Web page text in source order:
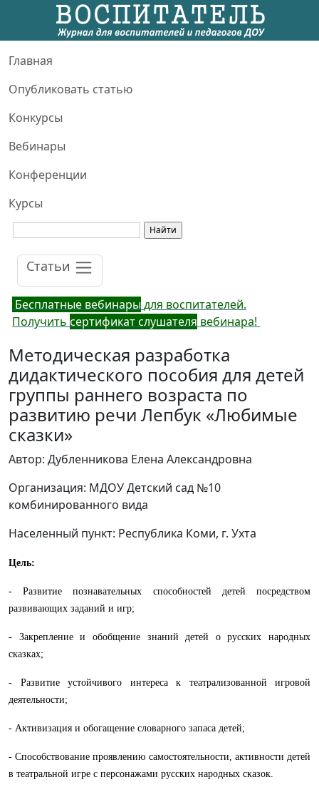
Главная
Опубликовать статью
Конкурсы
Вебинары
Конференции
Курсы
Статьи
Бесплатные вебинарыдля воспитателей.
Получить сертификат слушателя вебинара!
Методическая разработка
дидактического пособия для детей
группы раннего возраста по
развитию речи Лепбук «Любимые
сказки»
Автор: Дубленникова Елена Александровна
Организация: МДОУ Детский cад №10
комбинированного вида
Населенный пункт: Республика Коми, г. Ухта
Цель:
- Развитие познавательных способностей детей посредством
развивающих заданий и игр;
- Закрепление и обобщение знаний детей о русских народных
сказках;
- Развитие устойчивого интереса к театрализованной игровой
деятельности;
- Активизация и обогащение словарного запаса детей;
- Способствование проявлению самостоятельности, активности детей
в театральной игре с персонажами русских народных сказок.